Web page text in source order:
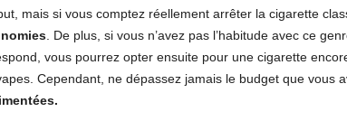
mais si vous comptez réellement arrêter la cigarette
. De plus, si vous n’avez pas l’habitude avec ce
vous pourrez opter ensuite pour une cigarette
Cependant, ne dépassez jamais le budget que vous